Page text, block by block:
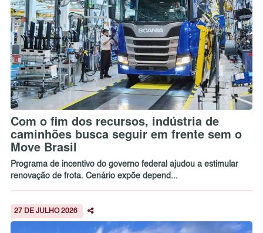
Com o fim dos recursos, indústria de
caminhões busca seguir em frente sem o
Move Brasil
Programa de incentivo do governo federal ajudou a estimular
renovação de frota. Cenário expõe depend...
27 DE JULHO 2026